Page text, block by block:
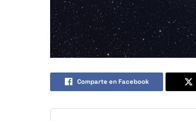
Comparte en Facebook